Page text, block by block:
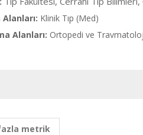
Klinik Tıp (Med)
Alanları: Ortopedi ve
metrik